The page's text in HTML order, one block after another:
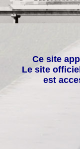
Ce site
Le site
est